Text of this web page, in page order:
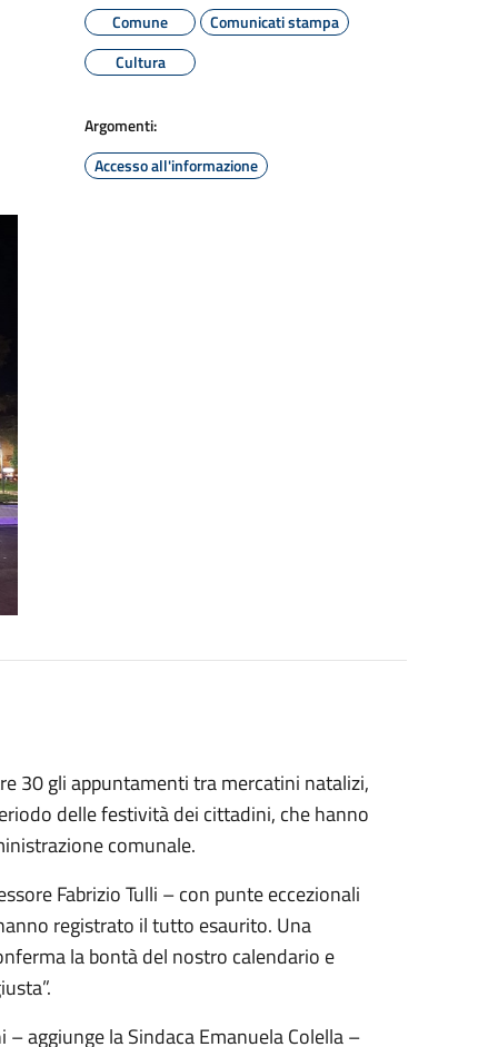
Comune
Comunicati stampa
Cultura
Argomenti:
Accesso all'informazione
30 gli appuntamenti tra mercatini natalizi,
delle festività dei cittadini, che hanno
comunale.
Fabrizio Tulli – con punte eccezionali
registrato il tutto esaurito. Una
la bontà del nostro calendario e
aggiunge la Sindaca Emanuela Colella –